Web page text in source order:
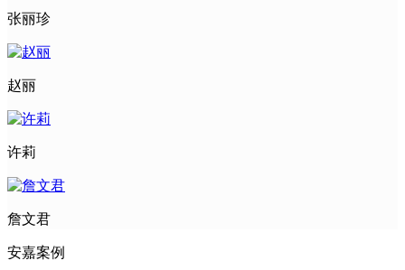
张丽珍
赵丽
许莉
詹文君
安嘉案例